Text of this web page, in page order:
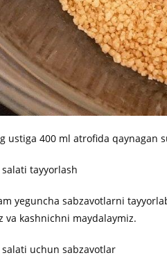
ustiga 400 ml atrofida qaynagan
yeguncha sabzavotlarni
va kashnichni maydalaymiz.